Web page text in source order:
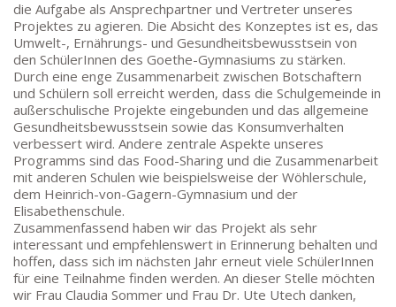
die Aufgabe als Ansprechpartner und Vertreter unseres
Projektes zu agieren. Die Absicht des Konzeptes ist es, das
Umwelt-, Ernährungs- und Gesundheitsbewusstsein von
den SchülerInnen des Goethe-Gymnasiums zu stärken.
Durch eine enge Zusammenarbeit zwischen Botschaftern
und Schülern soll erreicht werden, dass die Schulgemeinde in
außerschulische Projekte eingebunden und das allgemeine
Gesundheitsbewusstsein sowie das Konsumverhalten
verbessert wird. Andere zentrale Aspekte unseres
Programms sind das Food-Sharing und die Zusammenarbeit
mit anderen Schulen wie beispielsweise der Wöhlerschule,
dem Heinrich-von-Gagern-Gymnasium und der
Elisabethenschule.
Zusammenfassend haben wir das Projekt als sehr
interessant und empfehlenswert in Erinnerung behalten und
hoffen, dass sich im nächsten Jahr erneut viele SchülerInnen
für eine Teilnahme finden werden. An dieser Stelle möchten
wir Frau Claudia Sommer und Frau Dr. Ute Utech danken,
Melanie Jakob, Angela Thönissen
Mo – DO: 8:30 – 13:30 Uhr
Fr: 9:30 – 13:30 Uhr
TEL: 069-212-36869
SCHULLEITUNG
Schulleiterin:Dr. Ute Utech (OStD’n)
stellv. Schulleitung: nn
Studienleiter: Marco Penirschke (StD)
Erweiterte Schulleitung:Hans-Dieter Bunger (StD),
Anette Reifenberg (StD’n), Elke Heidl-Charmillon
(StD’n)